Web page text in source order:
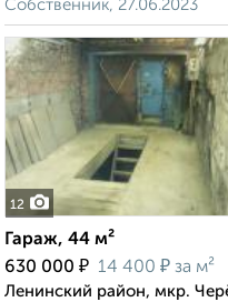
Собственник, 27.06.2023
12
Гараж, 44 м²
630 000 ₽ 14 400 ₽ за м²
Ленинский район, мкр.